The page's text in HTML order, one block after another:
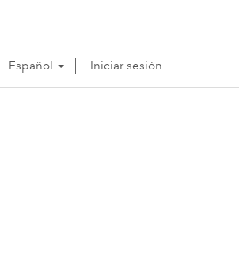
Español Iniciar sesión